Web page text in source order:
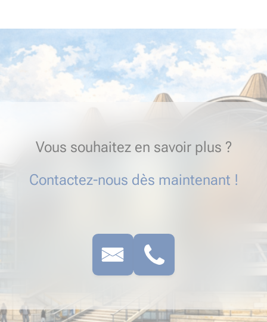
Vous souhaitez en savoir plus ?
Contactez-nous dès maintenant !